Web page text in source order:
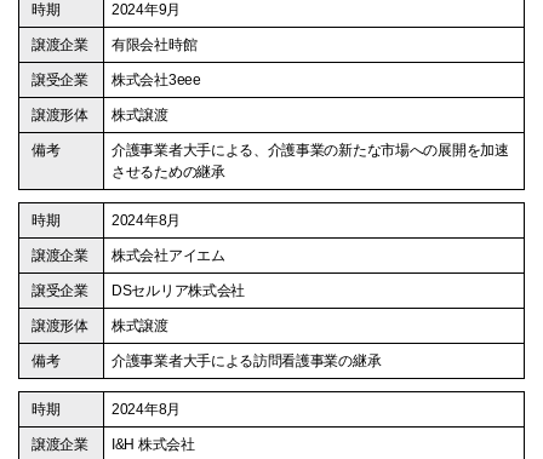
2024年9月
有限会社時館
株式会社3eee
株式譲渡
介護事業者大手による、介護事業の新たな市場への展開を加速
させるための継承
2024年8月
株式会社アイエム
DSセルリア株式会社
株式譲渡
介護事業者大手による訪問看護事業の継承
2024年8月
I&H 株式会社